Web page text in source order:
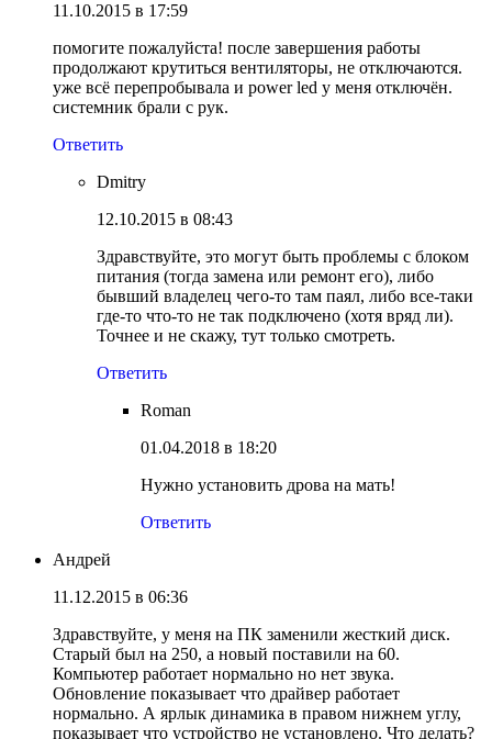
11.10.2015 в 17:59
помогите пожалуйста! после завершения работы
продолжают крутиться вентиляторы, не отключаются.
уже всё перепробывала и power led у меня отключён.
системник брали с рук.
Ответить
Dmitry
12.10.2015 в 08:43
Здравствуйте, это могут быть проблемы с блоком
питания (тогда замена или ремонт его), либо
бывший владелец чего-то там паял, либо все-таки
где-то что-то не так подключено (хотя вряд ли).
Точнее и не скажу, тут только смотреть.
Ответить
Roman
01.04.2018 в 18:20
Нужно установить дрова на мать!
Ответить
Андрей
11.12.2015 в 06:36
Здравствуйте, у меня на ПК заменили жесткий диск.
Старый был на 250, а новый поставили на 60.
Компьютер работает нормально но нет звука.
Обновление показывает что драйвер работает
нормально. А ярлык динамика в правом нижнем углу,
показывает что устройство не установлено. Что делать?